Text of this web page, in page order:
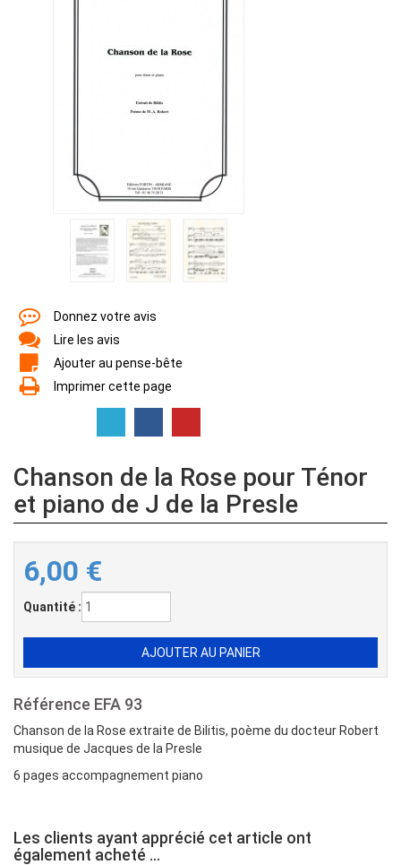
Donnez votre avis
Lire les avis
Ajouter au pense-bête
Imprimer cette page
Chanson de la Rose pour Ténor
et piano de J de la Presle
6,00 €
Quantité :
Référence EFA 93
Chanson de la Rose extraite de Bilitis, poème du docteur Robert
musique de Jacques de la Presle
6 pages accompagnement piano
Les clients ayant apprécié cet article ont
également acheté ...